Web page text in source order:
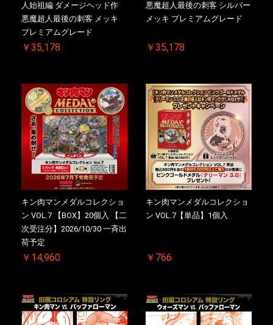
人始祖編 ダメージヘッド作
悪魔超人最後の刺客 メッキ
プレミアムグレード
￥35,178
悪魔超人最後の刺客 シルバー
メッキ プレミアムグレード
￥35,178
キン肉マンメダルコレクショ
ン VOL.7 【BOX】20個入 【二
次受注分】2026/10/30 一斉出
荷予定
￥14,960
キン肉マンメダルコレクショ
ン VOL.7【単品】1個入
￥766